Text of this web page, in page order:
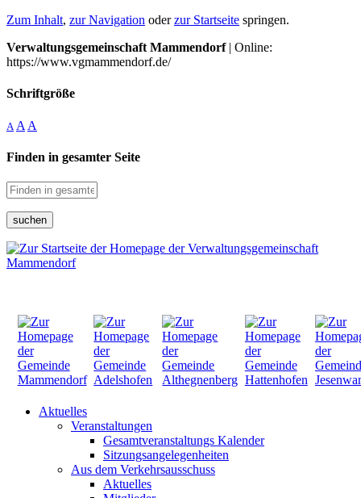
Zum Inhalt, zur Navigation oderzur Startseite springen.
Verwaltungsgemeinschaft Mammendorf| Online:
https://www.vgmammendorf.de/
Schriftgröße
A A A
Finden in gesamter Seite
suchen
Aktuelles
Veranstaltungen
Gesamtveranstaltungs Kalender
Sitzungsangelegenheiten
Aus dem Verkehrsausschuss
Aktuelles